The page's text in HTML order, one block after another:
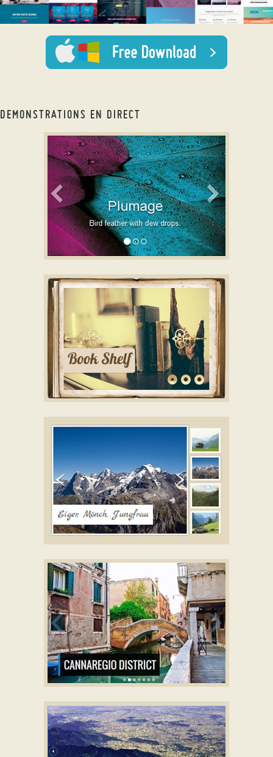
DEMONSTRATIONS EN DIRECT
bootstrap carousel
with Carousel
Transition
image carousel
Animation
gallery jquery
with Book Transition
javascript slider
with Stack Effect